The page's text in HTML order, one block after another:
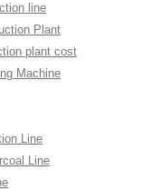
line
Plant
plant cost
Machine
Line
Line